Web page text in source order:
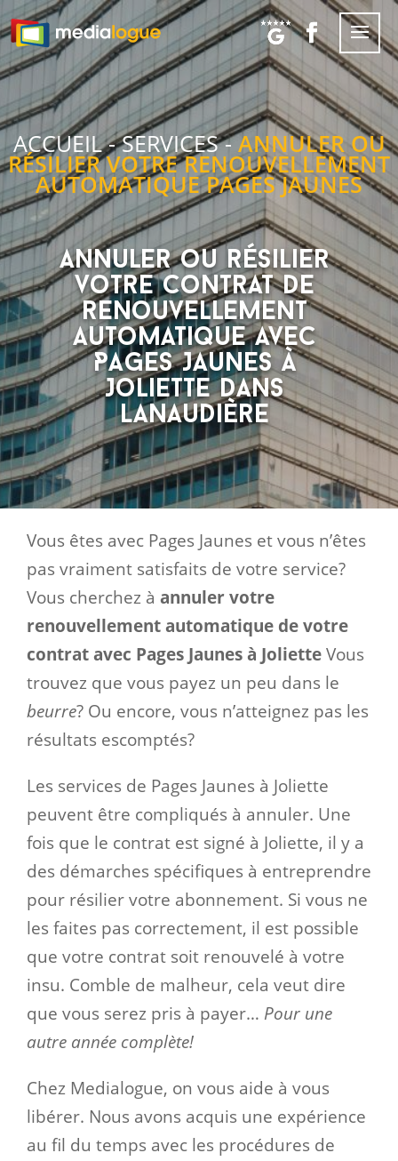
ACCUEIL-SERVICES-ANNULER OU
RÉSILIER VOTRE RENOUVELLEMENT
AUTOMATIQUE PAGES JAUNES
Annuler ou résilier
votre contrat de
renouvellement
automatique avec
Pages Jaunes à
Joliette dans
Lanaudière
Vous êtes avec Pages Jaunes et vous n’êtes
pas vraiment satisfaits de votre service?
Vous cherchez à annuler votre
renouvellement automatique de votre
contrat avec Pages Jaunes à JolietteVous
trouvez que vous payez un peu dans le
beurre? Ou encore, vous n’atteignez pas les
résultats escomptés?
Les services de Pages Jaunes à Joliette
peuvent être compliqués à annuler. Une
fois que le contrat est signé à Joliette, il y a
des démarches spécifiques à entreprendre
pour résilier votre abonnement. Si vous ne
les faites pas correctement, il est possible
que votre contrat soit renouvelé à votre
insu. Comble de malheur, cela veut dire
que vous serez pris à payer… Pour une
autre année complète!
Chez Medialogue, on vous aide à vous
libérer. Nous avons acquis une expérience
au fil du temps avec les procédures de